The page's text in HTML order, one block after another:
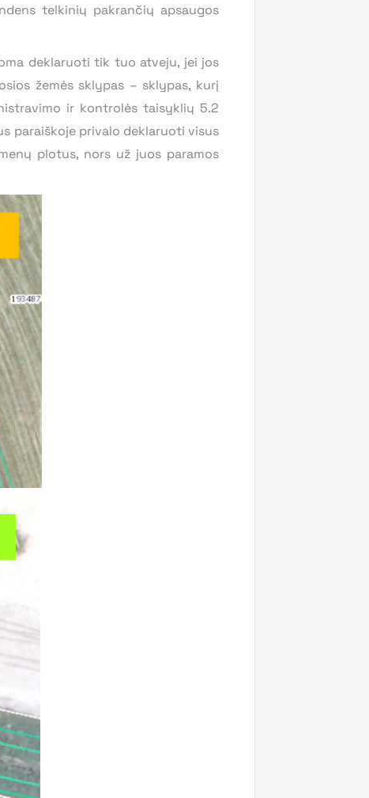
telkinių pakrančių apsaugos
deklaruoti tik tuo atveju, jei jos
žemės sklypas – sklypas, kurį
ir kontrolės taisyklių 5.2
paraiškoje privalo deklaruoti visus
plotus, nors už juos paramos